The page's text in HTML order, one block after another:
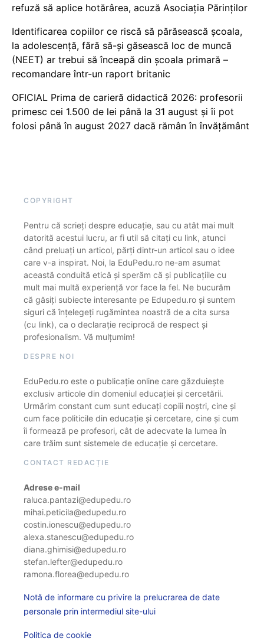
refuză să aplice hotărârea, acuză Asociația Părinților
Identificarea copiilor ce riscă să părăsească școala,
la adolescență, fără să-și găsească loc de muncă
(NEET) ar trebui să înceapă din școala primară –
recomandare într-un raport britanic
OFICIAL Prima de carieră didactică 2026: profesorii
primesc cei 1.500 de lei până la 31 august și îi pot
folosi până în august 2027 dacă rămân în învățământ
COPYRIGHT
Pentru că scrieți despre educație, sau cu atât mai mult
datorită acestui lucru, ar fi util să citați cu link, atunci
când preluați un articol, părți dintr-un articol sau o idee
care v-a inspirat. Noi, la EduPedu.ro ne-am asumat
această conduită etică și sperăm că și publicațiile cu
mult mai multă experiență vor face la fel. Ne bucurăm
că găsiți subiecte interesante pe Edupedu.ro și suntem
siguri că înțelegeți rugămintea noastră de a cita sursa
(cu link), ca o declarație reciprocă de respect și
profesionalism. Vă mulțumim!
DESPRE NOI
EduPedu.ro este o publicație online care găzduiește
exclusiv articole din domeniul educației și cercetării.
Urmărim constant cum sunt educați copiii noștri, cine și
cum face politicile din educație și cercetare, cine și cum
îi formează pe profesori, cât de adecvate la lumea în
care trăim sunt sistemele de educație și cercetare.
CONTACT REDACȚIE
Adrese e-mail
raluca.pantazi@edupedu.ro
mihai.peticila@edupedu.ro
costin.ionescu@edupedu.ro
alexa.stanescu@edupedu.ro
diana.ghimisi@edupedu.ro
stefan.lefter@edupedu.ro
ramona.florea@edupedu.ro
Notă de informare cu privire la prelucrarea de date
personale prin intermediul site-ului
Politica de cookie